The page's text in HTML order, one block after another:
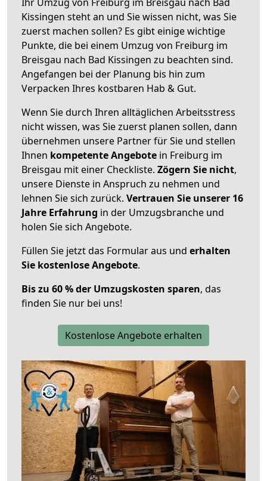
Kissingen steht an und Sie wissen nicht, was Sie
zuerst machen sollen? Es gibt einige wichtige
Punkte, die bei einem Umzug von Freiburg im
Breisgau nach Bad Kissingen zu beachten sind.
Angefangen bei der Planung bis hin zum
Verpacken Ihres kostbaren Hab & Gut.
Wenn Sie durch Ihren alltäglichen Arbeitsstress
nicht wissen, was Sie zuerst planen sollen, dann
übernehmen unsere Partner für Sie und stellen
Ihnen kompetente Angebote in Freiburg im
Breisgau mit einer Checkliste. Zögern Sie nicht,
unsere Dienste in Anspruch zu nehmen und
lehnen Sie sich zurück. Vertrauen Sie unserer 16
Jahre Erfahrung in der Umzugsbranche und
holen Sie sich Angebote.
Füllen Sie jetzt das Formular aus und erhalten
Sie kostenlose Angebote.
Bis zu 60 % der Umzugskosten sparen, das
finden Sie nur bei uns!
Kostenlose Angebote erhalten